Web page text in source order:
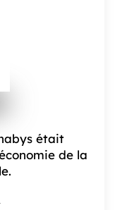
était
de la